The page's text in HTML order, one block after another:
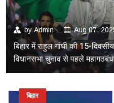
byAdmin Aug 07,
बिहार में राहुल गांधी की 15-
विधानसभा चुनाव से पहले
बिहार